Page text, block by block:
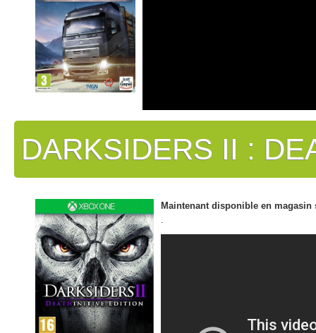
DARKSIDERS II :
Maintenant disponible en magasin
.